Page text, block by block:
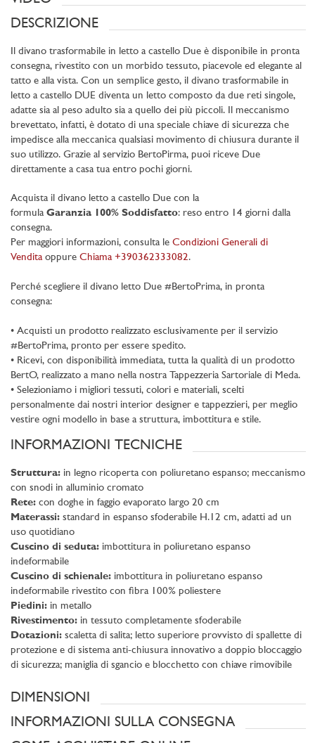
DESCRIZIONE
Il divano trasformabile in letto a castello Due è disponibile in pronta
consegna, rivestito con un morbido tessuto, piacevole ed elegante al
tatto e alla vista. Con un semplice gesto, il divano trasformabile in
letto a castello DUE diventa un letto composto da due reti singole,
adatte sia al peso adulto sia a quello dei più piccoli. Il meccanismo
brevettato, infatti, è dotato di una speciale chiave di sicurezza che
impedisce alla meccanica qualsiasi movimento di chiusura durante il
suo utilizzo. Grazie al servizio BertoPirma, puoi riceve Due
direttamente a casa tua entro pochi giorni.
Acquista il divano letto a castello Due con la
formula Garanzia 100% Soddisfatto: reso entro 14 giorni dalla
consegna.
Per maggiori informazioni, consulta le Condizioni Generali di
Venditaoppure Chiama +390362333082.
Perché scegliere il divano letto Due #BertoPrima, in pronta
consegna:
• Acquisti un prodotto realizzato esclusivamente per il servizio
#BertoPrima, pronto per essere spedito.
• Ricevi, con disponibilità immediata, tutta la qualità di un prodotto
BertO, realizzato a mano nella nostra Tappezzeria Sartoriale di Meda.
• Selezioniamo i migliori tessuti, colori e materiali, scelti
personalmente dai nostri interior designer e tappezzieri, per meglio
vestire ogni modello in base a struttura, imbottitura e stile.
INFORMAZIONI TECNICHE
Struttura: in legno ricoperta con poliuretano espanso; meccanismo
con snodi in alluminio cromato
Rete: con doghe in faggio evaporato largo 20 cm
Materassi: standard in espanso sfoderabile H.12 cm, adatti ad un
uso quotidiano
Cuscino di seduta: imbottitura in poliuretano espanso
indeformabile
Cuscino di schienale: imbottitura in poliuretano espanso
indeformabile rivestito con fibra 100% poliestere
Piedini: in metallo
Rivestimento: in tessuto completamente sfoderabile
Dotazioni: scaletta di salita; letto superiore provvisto di spallette di
protezione e di sistema anti-chiusura innovativo a doppio bloccaggio
di sicurezza; maniglia di sgancio e blocchetto con chiave rimovibile
DIMENSIONI
INFORMAZIONI SULLA CONSEGNA